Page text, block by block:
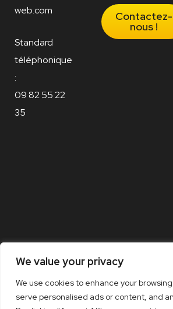
We value your privacy
We use cookies to enhance your
serve personalised ads or content, and
web.com
Standard
téléphonique
:
09 82 55 22
35
Contactez-
nous !